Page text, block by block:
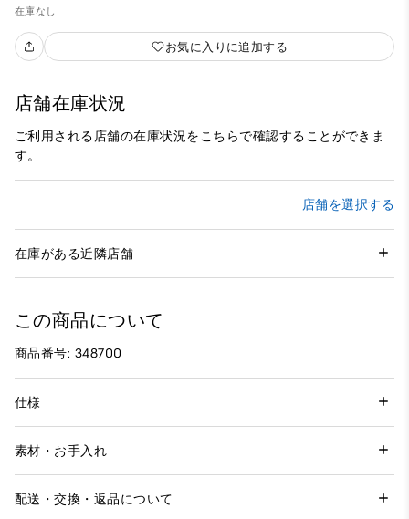
在庫なし
お気に入りに追加する
店舗在庫状況
ご利用される店舗の在庫状況をこちらで確認することができま
す。
店舗を選択する
在庫がある近隣店舗
この商品について
商品番号: 348700
仕様
素材・お手入れ
配送・交換・返品について